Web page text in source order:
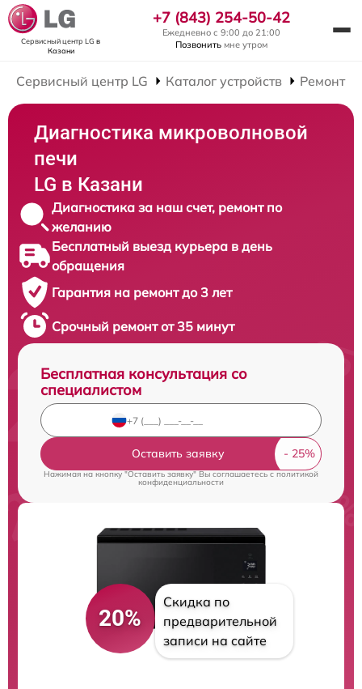
Сервисный центр LG в
Казани
+7 (843) 254-50-42
Ежедневно с 9:00 до 21:00
Позвонить мне утром
Сервисный центр LG Каталог устройств Ремонт
Диагностика микроволновой
печи
LG в Казани
Диагностика за наш счет, ремонт по
желанию
Бесплатный выезд курьера в день
обращения
Гарантия на ремонт до 3 лет
Срочный ремонт от 35 минут
Бесплатная консультация со
специалистом
Оставить заявку
Нажимая на кнопку "Оставить заявку" Вы соглашаетесь cполитикой
конфиденциальности
20%
Скидка по
предварительной
записи на сайте